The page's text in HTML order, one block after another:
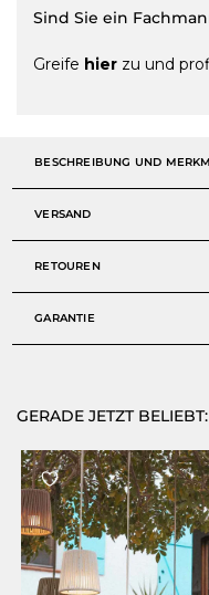
Sind Sie ein
Greife hier zu und
BESCHREIBUNG UND
VERSAND
RETOUREN
GARANTIE
GERADE JETZT BELIEBT: